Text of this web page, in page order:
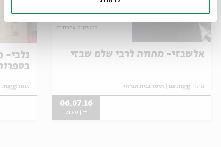
כרטיסים אחרונים
אלשבזי- מחווה לרבי שלם שבזי
מתוך:סיפור. עם | תימן בבית אבי חי
06.07.16
ד' | 21:00
גלבי-
מתוך: